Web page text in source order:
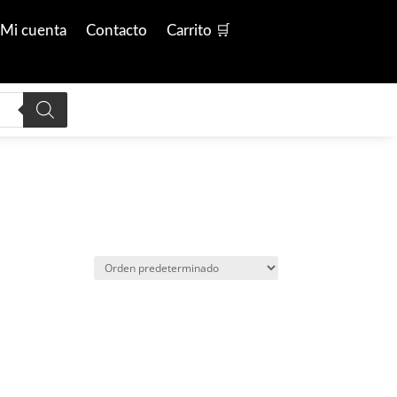
Mi cuenta Contacto Carrito 🛒